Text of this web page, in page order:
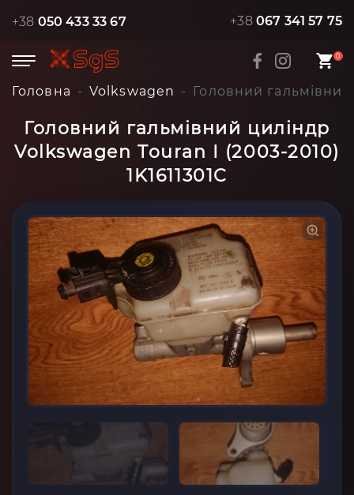
+38 050 433 33 67 +38 067 341 57 75
0
Головна Volkswagen Головний
Головний гальмівний циліндр
Volkswagen Touran I (2003-2010)
1K1611301C